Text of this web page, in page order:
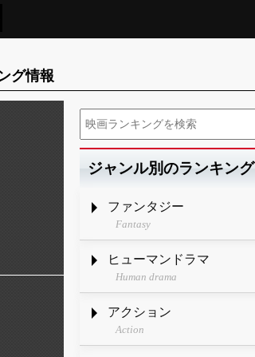
グ情報
ジャンル別のランキング
ファンタジー
Fantasy
ヒューマンドラマ
Human drama
アクション
Action